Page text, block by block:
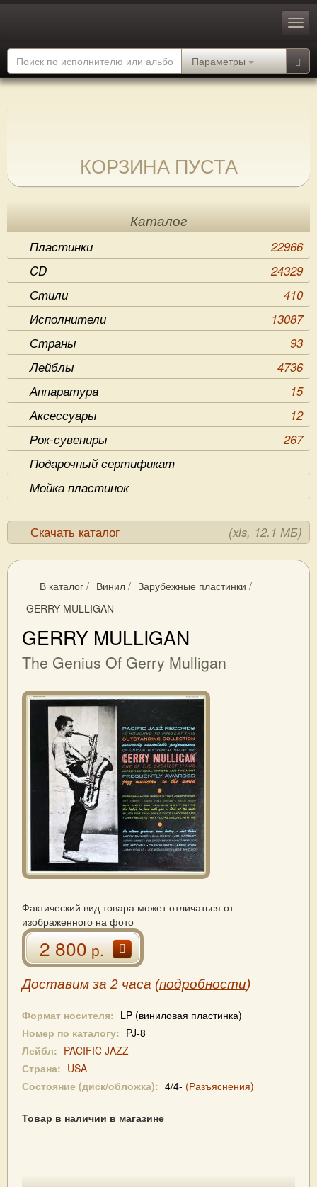
Параметры
КОРЗИНА ПУСТА
Каталог
Пластинки
22966
CD
24329
Стили
410
Исполнители
13087
Страны
93
Лейблы
4736
Аппаратура
15
Аксессуары
12
Рок-сувениры
267
Подарочный сертификат
Мойка пластинок
Скачать каталог (xls, 12.1 МБ)
В каталог / Винил / Зарубежные пластинки /
GERRY MULLIGAN
GERRY MULLIGAN
The Genius Of Gerry Mulligan
Фактический вид товара может отличаться от
изображенного на фото
2 800р.
Доставим за 2 часа (подробности)
Формат носителя: LP (виниловая пластинка)
Номер по каталогу: PJ-8
Лейбл: PACIFIC JAZZ
Страна: USA
Состояние (диск/обложка): 4/4- (Разъяснения)
Товар в наличии в магазине